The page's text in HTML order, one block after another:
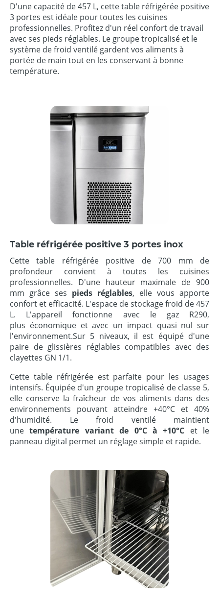
D'une capacité de 457 L, cette table réfrigérée positive
3 portes est idéale pour toutes les cuisines
professionnelles. Profitez d'un réel confort de travail
avec ses pieds réglables. Le groupe tropicalisé et le
système de froid ventilé gardent vos aliments à
portée de main tout en les conservant à bonne
température.
Table réfrigérée positive 3 portes inox
Cette table réfrigérée positive de 700 mm de
profondeur convient à toutes les cuisines
professionnelles. D'une hauteur maximale de 900
mm grâce ses pieds réglables, elle vous apporte
confort et efficacité. L'espace de stockage froid de 457
L. L'appareil fonctionne avec le gaz R290,
plus économique et avec un impact quasi nul sur
l'environnement.Sur 5 niveaux, il est équipé d'une
paire de glissières réglables compatibles avec des
clayettes GN 1/1.
Cette table réfrigérée est parfaite pour les usages
intensifs. Équipée d'un groupe tropicalisé de classe 5,
elle conserve la fraîcheur de vos aliments dans des
environnements pouvant atteindre +40°C et 40%
d'humidité. Le froid ventilé maintient
unetempérature variant de 0°C à +10°C et le
panneau digital permet un réglage simple et rapide.